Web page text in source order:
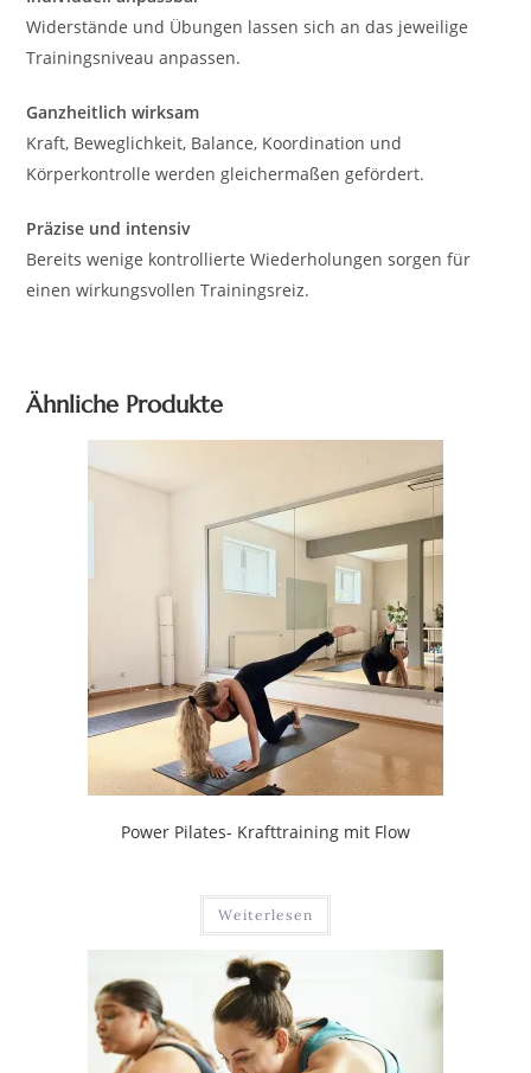
Widerstände und Übungen lassen sich an das jeweilige
Trainingsniveau anpassen.
Ganzheitlich wirksam
Kraft, Beweglichkeit, Balance, Koordination und
Körperkontrolle werden gleichermaßen gefördert.
Präzise und intensiv
Bereits wenige kontrollierte Wiederholungen sorgen für
einen wirkungsvollen Trainingsreiz.
Ähnliche Produkte
Power Pilates- Krafttraining mit Flow
Weiterlesen